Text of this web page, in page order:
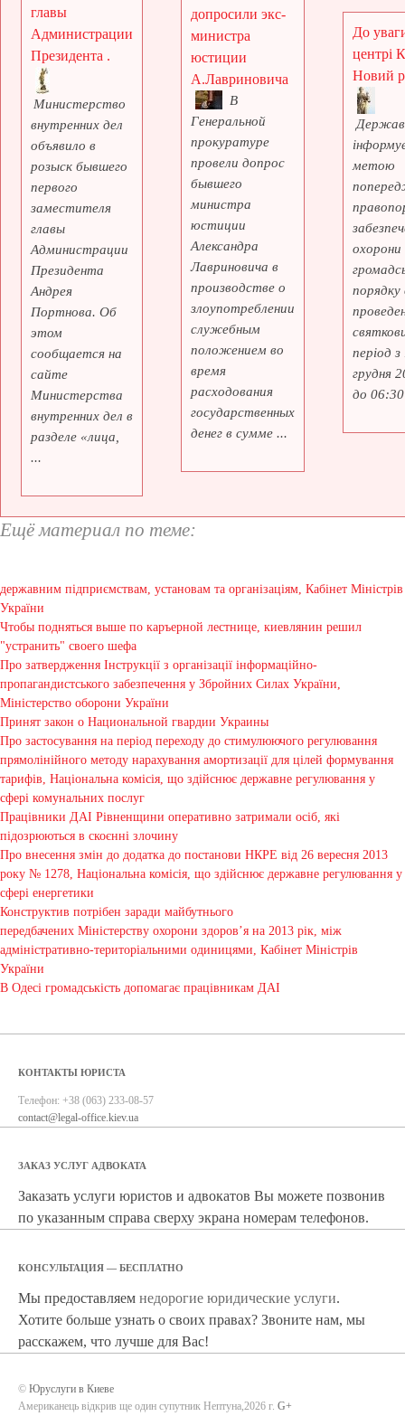
главы
Администрации
Президента .
Министерство
внутренних дел
объявило в
розыск бывшего
первого
заместителя
главы
Администрации
Президента
Андрея
Портнова. Об
этом
сообщается на
сайте
Министерства
внутренних дел в
разделе «лица,
...
допросили экс-
министра
юстиции
А.Лавриновича
В
Генеральной
прокуратуре
провели допрос
бывшего
министра
юстиции
Александра
Лавриновича в
производстве о
злоупотреблении
служебным
положением во
время
расходования
государственных
денег в сумме ...
До
центрі
Новий
метою
охорони
порядку
період
грудня
до
Ещё материал по теме:
державним підприємствам, установам та організаціям, Кабінет Міністрів
України
Чтобы подняться выше по каръерной лестнице, киевлянин решил
"устранить" своего шефа
Про затвердження Інструкції з організації інформаційно-
пропагандистського забезпечення у Збройних Силах України,
Міністерство оборони України
Принят закон о Национальной гвардии Украины
Про застосування на період переходу до стимулюючого регулювання
прямолінійного методу нарахування амортизації для цілей формування
тарифів, Національна комісія, що здійснює державне регулювання у
сфері комунальних послуг
Працівники ДАІ Рівненщини оперативно затримали осіб, які
підозрюються в скоєнні злочину
Про внесення змін до додатка до постанови НКРЕ від 26 вересня 2013
року № 1278, Національна комісія, що здійснює державне регулювання у
сфері енергетики
Конструктив потрібен заради майбутнього
передбачених Міністерству охорони здоров’я на 2013 рік, між
адміністративно-територіальними одиницями, Кабінет Міністрів
України
В Одесі громадськість допомагає працівникам ДАІ
КОНТАКТЫ ЮРИСТА
Телефон: +38 (063) 233-08-57
contact@legal-office.kiev.ua
ЗАКАЗ УСЛУГ АДВОКАТА
Заказать услуги юристов и адвокатов Вы можете позвонив
по указанным справа сверху экрана номерам телефонов.
КОНСУЛЬТАЦИЯ — БЕСПЛАТНО
Мы предоставляем недорогие юридические услуги.
Хотите больше узнать о своих правах? Звоните нам, мы
расскажем, что лучше для Вас!
© Юруслуги в Киеве
Американець відкрив ще один супутник Нептуна,2026 г. G+